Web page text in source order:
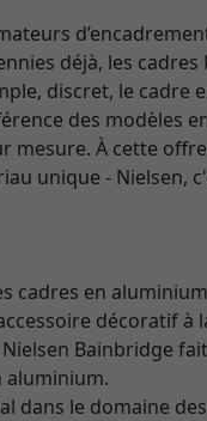
déjà, les
discret, le cadre
des modèles
mesure. À cette
unique - Nielsen,
cadres en
décoratif
Bainbridge
aluminium.
dans le domaine